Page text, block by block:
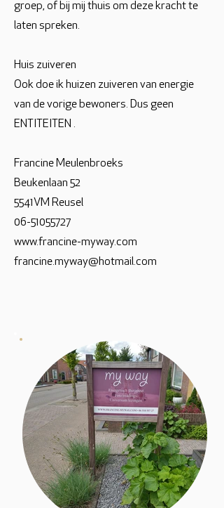
groep, of bij mij thuis om deze kracht te
laten spreken.
Huis zuiveren
Ook doe ik huizen zuiveren van energie
van de vorige bewoners. Dus geen
ENTITEITEN .
Francine Meulenbroeks
Beukenlaan 52
5541VM Reusel
06-51055727
www.francine-myway.com
francine.myway@hotmail.com